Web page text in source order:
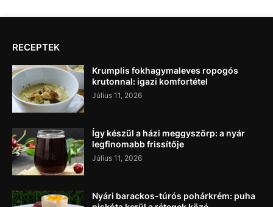
RECEPTEK
Krumplis fokhagymaleves ropogós
krutonnal: igazi komfortétel
Július 11, 2026
Így készül a házi meggyszörp: a nyár
legfinomabb frissítője
Július 11, 2026
Nyári barackos-túrós pohárkrém: puha